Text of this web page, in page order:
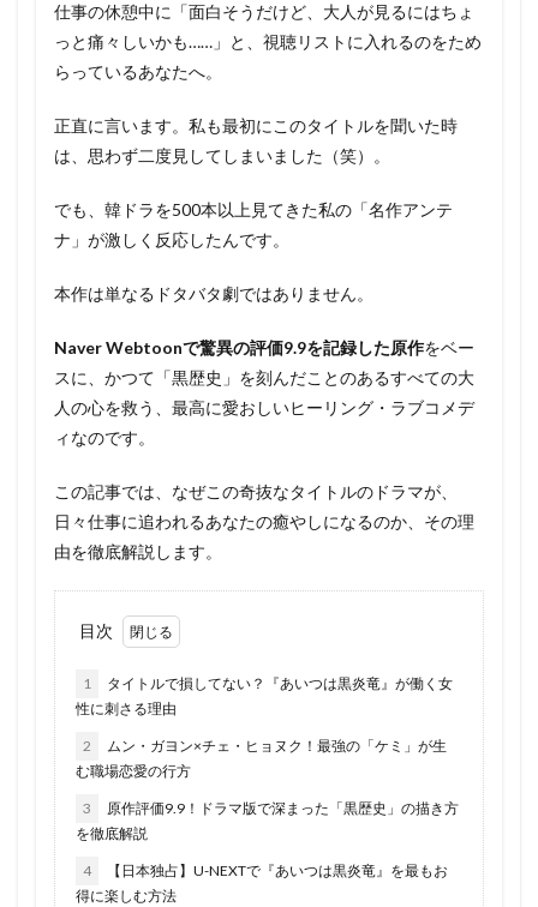
仕事の休憩中に「面白そうだけど、大人が見るにはちょ
っと痛々しいかも……」と、視聴リストに入れるのをため
らっているあなたへ。
正直に言います。私も最初にこのタイトルを聞いた時
は、思わず二度見してしまいました（笑）。
でも、韓ドラを500本以上見てきた私の「名作アンテ
ナ」が激しく反応したんです。
本作は単なるドタバタ劇ではありません。
Naver Webtoonで驚異の評価9.9を記録した原作をベー
スに、かつて「黒歴史」を刻んだことのあるすべての大
人の心を救う、最高に愛おしいヒーリング・ラブコメデ
ィなのです。
この記事では、なぜこの奇抜なタイトルのドラマが、
日々仕事に追われるあなたの癒やしになるのか、その理
由を徹底解説します。
目次
1
タイトルで損してない？『あいつは黒炎竜』が働く女
性に刺さる理由
2
ムン・ガヨン×チェ・ヒョヌク！最強の「ケミ」が生
む職場恋愛の行方
3
原作評価9.9！ドラマ版で深まった「黒歴史」の描き方
を徹底解説
4
【日本独占】U-NEXTで『あいつは黒炎竜』を最もお
得に楽しむ方法